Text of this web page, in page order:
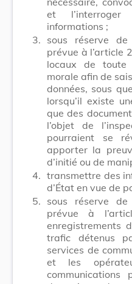
et
informations ;
3. sous réserve de
prévue à l’article
locaux de toute
morale afin de
données, sous
lorsqu’il existe
que des
l’objet de
pourraient se
apporter la
d’initié ou de
4. transmettre des
d’État en vue de
5. sous réserve de
prévue à
enregistrements
trafic détenus
services de
et les
communications